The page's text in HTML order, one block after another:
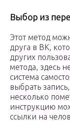
Выбор из
Этот метод
друга в ВК,
других
метода, здесь
система
выбрать
несколько
инструкцию
ссылки на